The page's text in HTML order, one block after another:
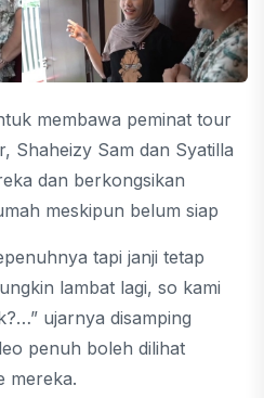
membawa peminat tour
Shaheizy Sam dan Syatilla
dan berkongsikan
meskipun belum siap
tapi janji tetap
lambat lagi, so kami
ujarnya disamping
penuh boleh dilihat
mereka.